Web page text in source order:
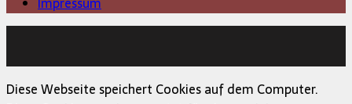
Diese Webseite speichert Cookies auf dem Computer.